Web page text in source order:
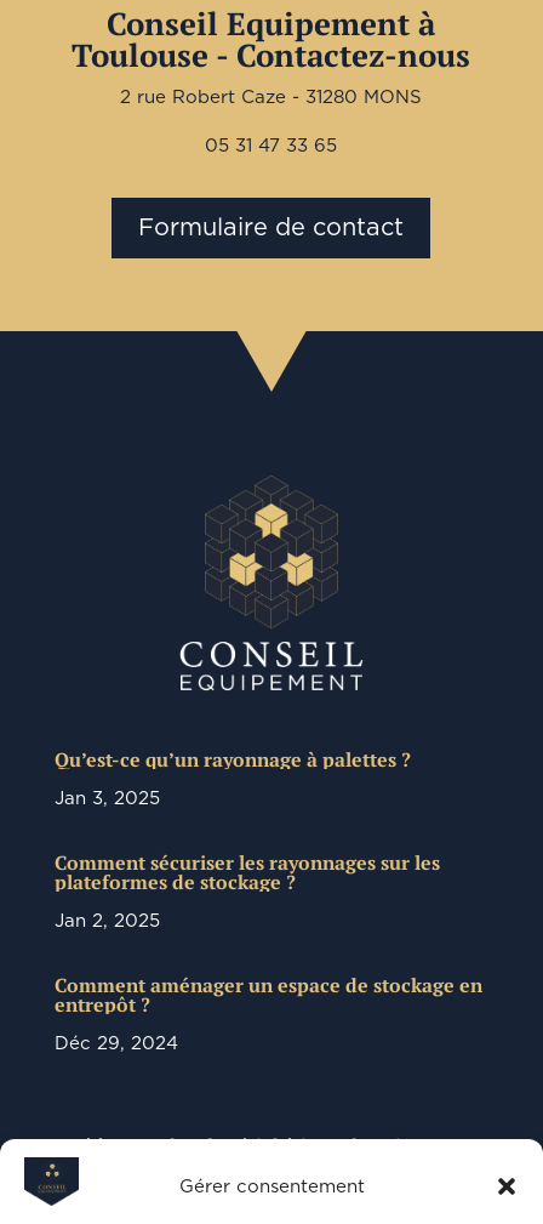
Gérer consentement
Conseil Equipement à
Toulouse - Contactez-nous
2 rue Robert Caze - 31280 MONS
05 31 47 33 65
Formulaire de contact
Qu’est-ce qu’un rayonnage à palettes ?
Jan 3, 2025
Comment sécuriser les rayonnages sur les
plateformes de stockage ?
Jan 2, 2025
Comment aménager un espace de stockage en
entrepôt ?
Déc 29, 2024
Basé à Mons, dans la périphérie Toulousaine,
Conseil équipement à Toulouse, spécialiste de
l’installation de rayonnages métalliques et cloisons
amovibles, vous apporte une solution premium